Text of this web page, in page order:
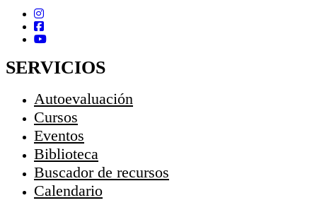
SERVICIOS
Autoevaluación
Cursos
Eventos
Biblioteca
Buscador de recursos
Calendario